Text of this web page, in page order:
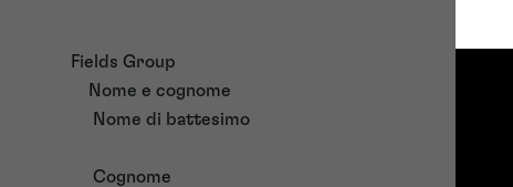
Fields Group
Nome e cognome
Nome di battesimo
Cognome